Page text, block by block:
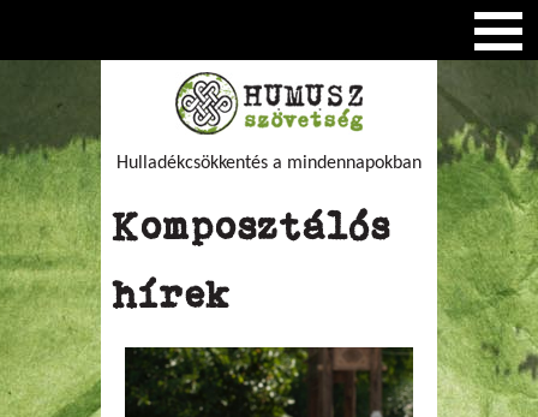
Hulladékcsökkentés a mindennapokban
Komposztálós
hírek